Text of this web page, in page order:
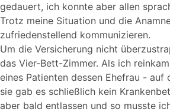
gedauert, ich konnte aber allen
Trotz meine Situation und die
zufriedenstellend kommunizieren.
Um die Versicherung nicht
das Vier-Bett-Zimmer. Als ich
eines Patienten dessen Ehefrau - auf
sie gab es schließlich kein
aber bald entlassen und so musste